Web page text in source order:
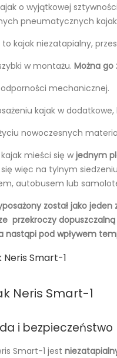
o wyjątkowej
pneumatycznych
kajak niezatapialny,
w montażu. Można go
mechanicznej.
kajak w
nowoczesnych
kajak mieści się w jednym
więc na tylnym
autobusem lub
został jako
przekroczy
nastąpi pod wpływem
i bezpieczeństwo
Smart-1 jest